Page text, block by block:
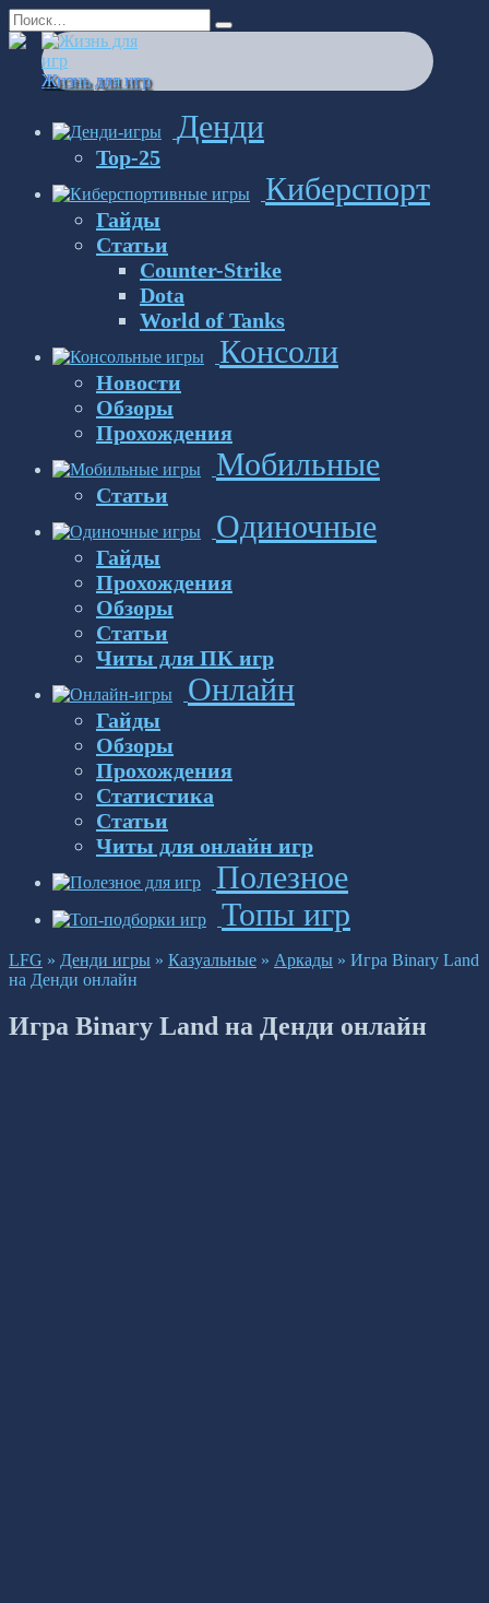
Перейти
к
содержанию
Search
for:
Жизнь для игр
Денди
Top-25
Киберспорт
Гайды
Статьи
Counter-Strike
Dota
World of Tanks
Консоли
Новости
Обзоры
Прохождения
Мобильные
Статьи
Одиночные
Гайды
Прохождения
Обзоры
Статьи
Читы для ПК игр
Онлайн
Гайды
Обзоры
Прохождения
Статистика
Статьи
Читы для онлайн игр
Полезное
Топы игр
LFG » Денди игры » Казуальные » Аркады » Игра Binary Land
на Денди онлайн
Игра Binary Land на Денди онлайн